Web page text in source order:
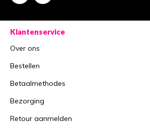
Klantenservice
Over ons
Bestellen
Betaalmethodes
Bezorging
Retour aanmelden